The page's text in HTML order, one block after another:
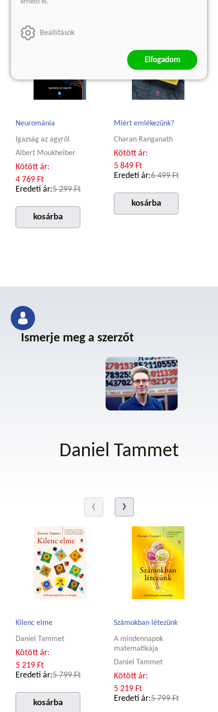
Neurománia
Igazság az agyról
Albert Moukheiber
Kötött ár:
4 769 Ft
Eredeti ár:5 299 Ft
kosárba
Miért emlékezünk?
Charan Ranganath
Kötött ár:
5 849 Ft
Eredeti ár:6 499 Ft
kosárba
Ismerje meg a szerzőt
Daniel Tammet
Kilenc elme
Daniel Tammet
Kötött ár:
5 219 Ft
Eredeti ár:5 799 Ft
kosárba
Számokban létezünk
A mindennapok
matematikája
Daniel Tammet
Kötött ár:
5 219 Ft
Eredeti ár:5 799 Ft
Beállítások
Elfogadom